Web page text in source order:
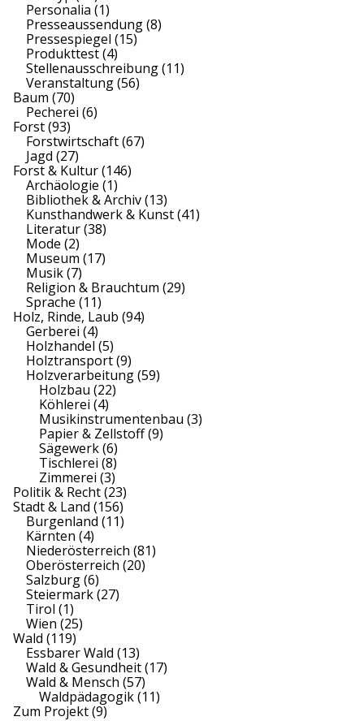
Personalia (1)
Presseaussendung(8)
Pressespiegel (15)
Produkttest(4)
Stellenausschreibung(11)
Veranstaltung(56)
Baum (70)
Pecherei (6)
Forst(93)
Forstwirtschaft(67)
Jagd (27)
Forst & Kultur(146)
Archäologie (1)
Bibliothek & Archiv(13)
Kunsthandwerk & Kunst(41)
Literatur(38)
Mode (2)
Museum (17)
Musik(7)
Religion & Brauchtum (29)
Sprache (11)
Holz, Rinde, Laub (94)
Gerberei (4)
Holzhandel (5)
Holztransport(9)
Holzverarbeitung(59)
Holzbau (22)
Köhlerei (4)
Musikinstrumentenbau (3)
Papier & Zellstoff(9)
Sägewerk(6)
Tischlerei (8)
Zimmerei (3)
Politik & Recht(23)
Stadt & Land (156)
Burgenland (11)
Kärnten (4)
Niederösterreich (81)
Oberösterreich (20)
Salzburg(6)
Steiermark(27)
Tirol (1)
Wien (25)
Wald (119)
Essbarer Wald (13)
Wald & Gesundheit(17)
Wald & Mensch (57)
Waldpädagogik(11)
Zum Projekt(9)